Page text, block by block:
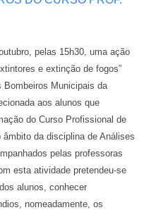
pelas 15h30, uma ação
e extinção de fogos”
Bombeiros Municipais da
aos alunos que
do Curso Profissional de
da disciplina de Análises
pelas professoras
esta atividade pretendeu-se
alunos, conhecer
nomeadamente, os